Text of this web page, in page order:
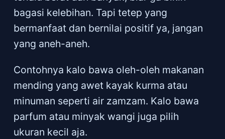
bagasi kelebihan. Tapi tetep yang
bermanfaat dan bernilai positif ya, jangan
yang aneh-aneh.
Contohnya kalo bawa oleh-oleh makanan
mending yang awet kayak kurma atau
minuman seperti air zamzam. Kalo bawa
parfum atau minyak wangi juga pilih
ukuran kecil aja.